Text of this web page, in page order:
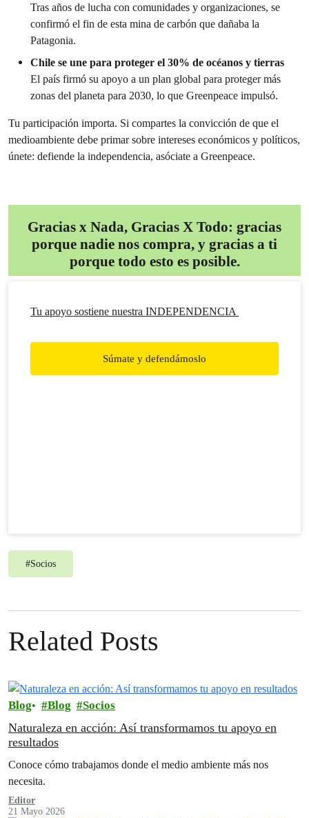
Tras años de lucha con comunidades y organizaciones, se
confirmó el fin de esta mina de carbón que dañaba la
Patagonia.
Chile se une para proteger el 30% de océanos y tierras
El país firmó su apoyo a un plan global para proteger más
zonas del planeta para 2030, lo que Greenpeace impulsó.
Tu participación importa. Si compartes la convicción de que el
medioambiente debe primar sobre intereses económicos y políticos,
únete: defiende la independencia, asóciate a Greenpeace.
Gracias x Nada, Gracias X Todo: gracias
porque nadie nos compra, y gracias a ti
porque todo esto es posible.
Tu apoyo sostiene nuestra INDEPENDENCIA
Súmate y defendámoslo
#Socios
Related Posts
Blog Blog Socios
Naturaleza en acción: Así transformamos tu apoyo en
resultados
Conoce cómo trabajamos donde el medio ambiente más nos
necesita.
Editor
21 Mayo 2026